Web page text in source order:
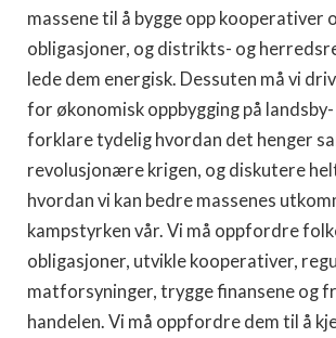
massene til å bygge opp kooperativer
obligasjoner, og distrikts- og
lede dem energisk. Dessuten må vi
for økonomisk oppbygging på
forklare tydelig hvordan det henger
revolusjonære krigen, og diskutere
hvordan vi kan bedre massenes
kampstyrken vår. Vi må oppfordre
obligasjoner, utvikle kooperativer,
matforsyninger, trygge finansene og
handelen. Vi må oppfordre dem til å